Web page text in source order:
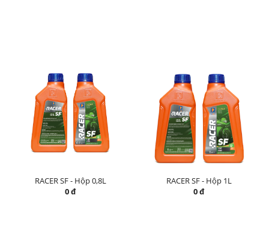
RACER SF - Hộp 0,8L
0 đ
RACER SF - Hộp 1L
0 đ